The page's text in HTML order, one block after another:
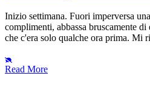
Inizio settimana. Fuori imperversa
complimenti, abbassa bruscamente
che c'era solo qualche ora prima. Mi
Read More